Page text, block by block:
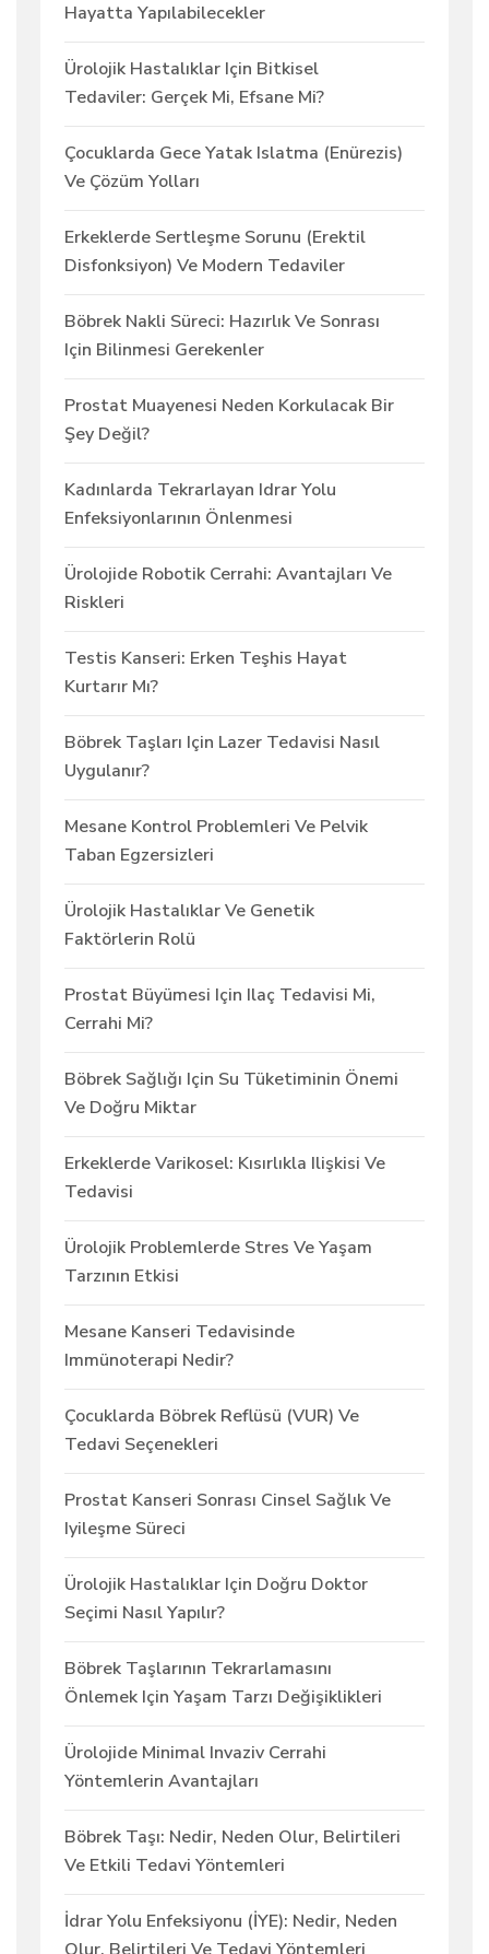
Hayatta Yapılabilecekler
Ürolojik Hastalıklar Için Bitkisel
Tedaviler: Gerçek Mi, Efsane Mi?
Çocuklarda Gece Yatak Islatma (enürezis)
Ve Çözüm Yolları
Erkeklerde Sertleşme Sorunu (erektil
Disfonksiyon) Ve Modern Tedaviler
Böbrek Nakli Süreci: Hazırlık Ve Sonrası
Için Bilinmesi Gerekenler
Prostat Muayenesi Neden Korkulacak Bir
Şey Değil?
Kadınlarda Tekrarlayan Idrar Yolu
Enfeksiyonlarının Önlenmesi
Ürolojide Robotik Cerrahi: Avantajları Ve
Riskleri
Testis Kanseri: Erken Teşhis Hayat
Kurtarır Mı?
Böbrek Taşları Için Lazer Tedavisi Nasıl
Uygulanır?
Mesane Kontrol Problemleri Ve Pelvik
Taban Egzersizleri
Ürolojik Hastalıklar Ve Genetik
Faktörlerin Rolü
Prostat Büyümesi Için Ilaç Tedavisi Mi,
Cerrahi Mi?
Böbrek Sağlığı Için Su Tüketiminin Önemi
Ve Doğru Miktar
Erkeklerde Varikosel: Kısırlıkla Ilişkisi Ve
Tedavisi
Ürolojik Problemlerde Stres Ve Yaşam
Tarzının Etkisi
Mesane Kanseri Tedavisinde
Immünoterapi Nedir?
Çocuklarda Böbrek Reflüsü (VUR) Ve
Tedavi Seçenekleri
Prostat Kanseri Sonrası Cinsel Sağlık Ve
Iyileşme Süreci
Ürolojik Hastalıklar Için Doğru Doktor
Seçimi Nasıl Yapılır?
Böbrek Taşlarının Tekrarlamasını
Önlemek Için Yaşam Tarzı Değişiklikleri
Ürolojide Minimal Invaziv Cerrahi
Yöntemlerin Avantajları
Böbrek Taşı: Nedir, Neden Olur, Belirtileri
Ve Etkili Tedavi Yöntemleri
İdrar Yolu Enfeksiyonu (İYE): Nedir, Neden